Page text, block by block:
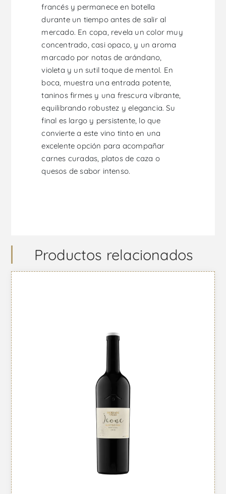
francés y permanece en botella
durante un tiempo antes de salir al
mercado. En copa, revela un color muy
concentrado, casi opaco, y un aroma
marcado por notas de arándano,
violeta y un sutil toque de mentol. En
boca, muestra una entrada potente,
taninos firmes y una frescura vibrante,
equilibrando robustez y elegancia. Su
final es largo y persistente, lo que
convierte a este vino tinto en una
excelente opción para acompañar
carnes curadas, platos de caza o
quesos de sabor intenso.
Productos relacionados